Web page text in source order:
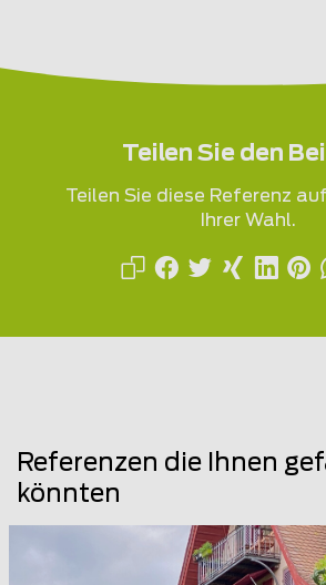
Teilen Sie den
Teilen Sie diese Referenz
Ihrer Wahl.
Referenzen die Ihnen
könnten